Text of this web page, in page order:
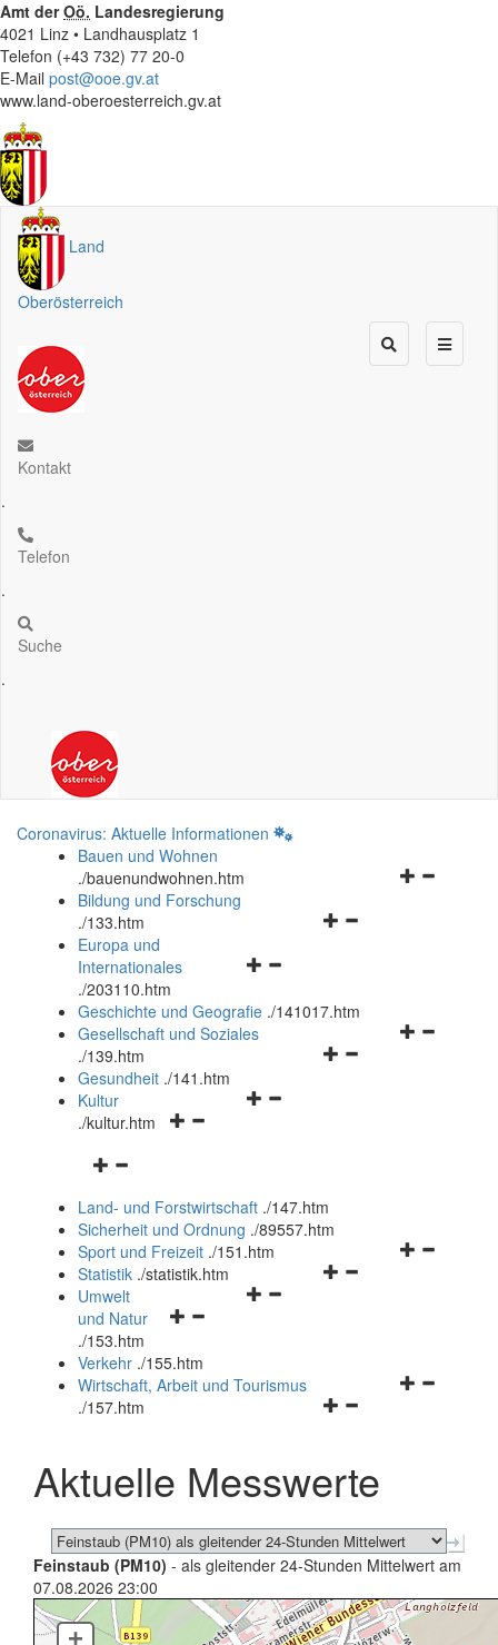
Amt derOö. Landesregierung
4021 Linz • Landhausplatz 1
Telefon (+43 732) 77 20-0
E-Mail post@ooe.gv.at
www.land-oberoesterreich.gv.at
Land
Oberösterreich
Kontakt
.
Telefon
.
Suche
.
Coronavirus: Aktuelle Informationen
Bauen und Wohnen
./bauenundwohnen.htm
Navigationsmenü
Bildung und Forschung
./133.htm
Navigationsmenü
und
schließen
Europa und
Internationales
./203110.htm
Geschichte und Geografie ./141017.htm
Navigationsmenü
Gesellschaft und Soziales
./139.htm
Navigationsmenü
Gesundheit ./141.htm
Navigationsmenü
Kultur
./kultur.htm
Navigationsmenü
und
schließen
Land- und Forstwirtschaft ./147.htm
Sicherheit und Ordnung ./89557.htm
Navigationsmenü
Sport und Freizeit ./151.htm
Navigationsmenü
Statistik ./statistik.htm
Navigationsmenü
und
schließen
Umwelt
und Natur
./153.htm
Verkehr ./155.htm
Navigationsmenü
schließen
Wirtschaft, Arbeit und Tourismus
./157.htm
Aktuelle Messwerte
Feinstaub (PM10) - als gleitender 24-Stunden Mittelwert am
07.08.2026 23:00
+